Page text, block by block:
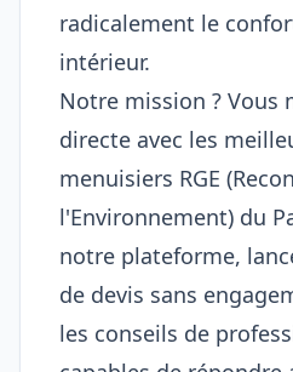
radicalement le
intérieur.
Notre mission ? Vous
directe avec les
menuisiers RGE
l'Environnement) du
notre plateforme,
de devis sans
les conseils de